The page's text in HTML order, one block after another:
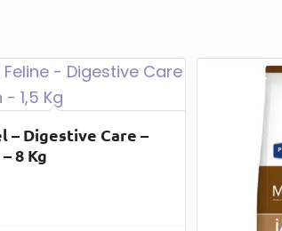
– Digestive Care –
8 Kg